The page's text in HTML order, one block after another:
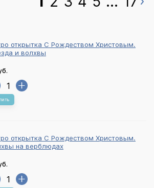
открытка С Рождеством Христовым.
и волхвы
открытка С Рождеством Христовым.
на верблюдах